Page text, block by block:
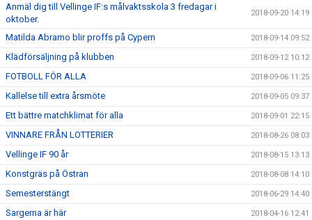
Anmäl dig till Vellinge IF:s målvaktsskola 3 fredagar i
oktober.
2018-09-20 14:19
Matilda Abramo blir proffs på Cypern 2018-09-14 09:52
Klädförsäljning på klubben 2018-09-12 10:12
FOTBOLL FÖR ALLA 2018-09-06 11:25
Kallelse till extra årsmöte 2018-09-05 09:37
Ett bättre matchklimat för alla 2018-09-01 22:15
VINNARE FRÅN LOTTERIER 2018-08-26 08:03
Vellinge IF 90 år 2018-08-15 13:13
Konstgräs på Östran 2018-08-08 14:10
Semesterstängt 2018-06-29 14:40
Sargerna är här 2018-04-16 12:41